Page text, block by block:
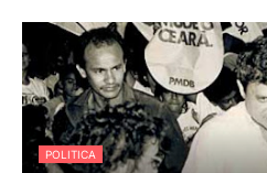
POLITICA